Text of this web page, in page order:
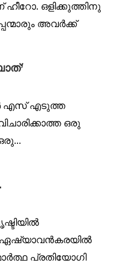
ഒളിക്കുത്തിനു
അവർക്ക്
എസ് എടുത്ത
ഒരു
ഏഷ്യാവൻകരയിൽ
പ്രതിയോഗി